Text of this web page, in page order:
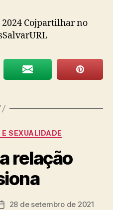
2024 Cojpartilhar no
Categorias
SEXUALIDADE
relação
Data28 de setembro de 2021